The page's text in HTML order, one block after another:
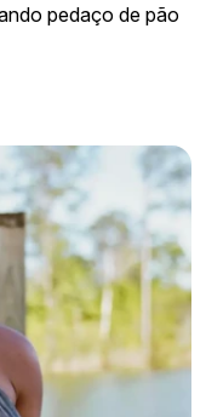
pedaço de pão